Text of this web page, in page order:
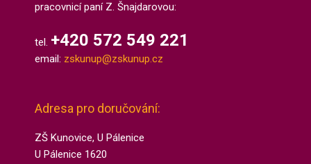
pracovnicí paní Z. Šnajdarovou:
tel. +420 572 549 221
email: zskunup@zskunup.cz
Adresa pro doručování:
ZŠ Kunovice, U Pálenice
U Pálenice 1620